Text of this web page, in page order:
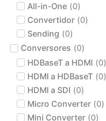
All-in-One (0)
Convertidor (0)
Sending (0)
Conversores (0)
HDBaseT a HDMI (0)
HDMI a HDBaseT (0)
HDMI a SDI (0)
Micro Converter (0)
Mini Converter (0)